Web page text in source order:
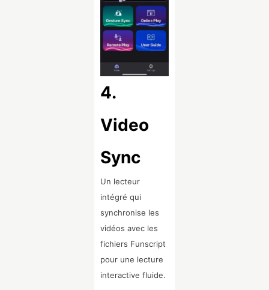
4.
Video
Sync
Un lecteur
intégré qui
synchronise les
vidéos avec les
fichiers Funscript
pour une lecture
interactive fluide.